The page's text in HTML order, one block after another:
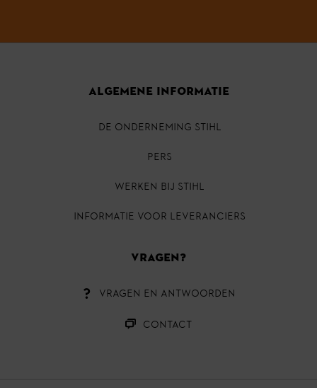
ALGEMENE INFORMATIE
DE ONDERNEMING STIHL
PERS
Werken bij STIHL
INFORMATIE VOOR LEVERANCIERS
VRAGEN?
VRAGEN EN ANTWOORDEN
CONTACT